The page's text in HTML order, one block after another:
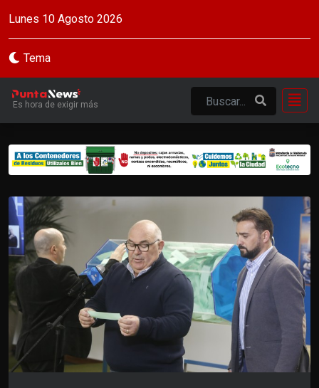
Lunes 10 Agosto 2026
Tema
Es hora de exigir más